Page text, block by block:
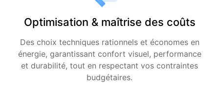
Optimisation & maîtrise des coûts
Des choix techniques rationnels et économes en
énergie, garantissant confort visuel, performance
et durabilité, tout en respectant vos contraintes
budgétaires.